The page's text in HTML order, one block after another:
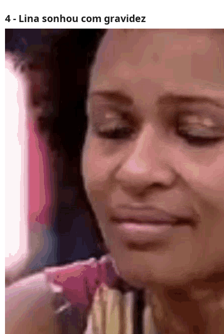
4 - Lina sonhou com gravidez